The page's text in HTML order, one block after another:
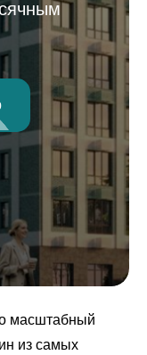
масштабный
из самых